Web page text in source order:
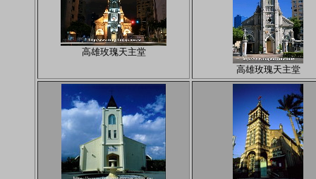
高雄玫瑰天主堂
高雄玫瑰天主堂